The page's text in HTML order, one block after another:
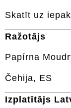
Skatīt uz
Ražotājs
Papírna
Čehija, ES
Izplatītājs